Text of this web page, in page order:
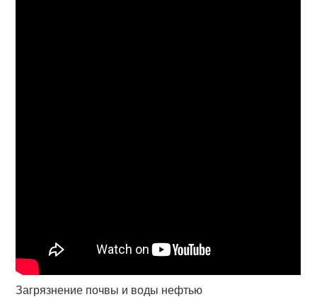
Загрязнение почвы и воды нефтью